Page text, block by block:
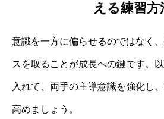
える練習方
意識を一方に偏らせるのではなく
スを取ることが成長への鍵です。
入れて、両手の主導意識を強化し
高めましょう。